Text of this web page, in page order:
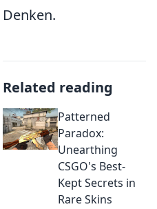
Denken.
Related reading
Patterned
Paradox:
Unearthing
CSGO's Best-
Kept Secrets in
Rare Skins